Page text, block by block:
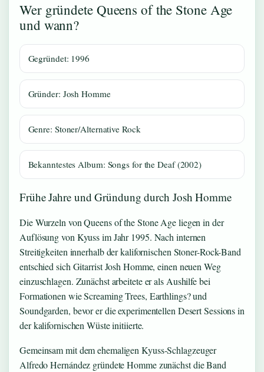
Wer gründete Queens of the Stone Age
und wann?
Gegründet: 1996
Gründer: Josh Homme
Genre: Stoner/Alternative Rock
Bekanntestes Album: Songs for the Deaf (2002)
Frühe Jahre und Gründung durch Josh Homme
Die Wurzeln von Queens of the Stone Age liegen in der
Auflösung von Kyuss im Jahr 1995. Nach internen
Streitigkeiten innerhalb der kalifornischen Stoner-Rock-Band
entschied sich Gitarrist Josh Homme, einen neuen Weg
einzuschlagen. Zunächst arbeitete er als Aushilfe bei
Formationen wie Screaming Trees, Earthlings? und
Soundgarden, bevor er die experimentellen Desert Sessions in
der kalifornischen Wüste initiierte.
Gemeinsam mit dem ehemaligen Kyuss-Schlagzeuger
Alfredo Hernández gründete Homme zunächst die Band